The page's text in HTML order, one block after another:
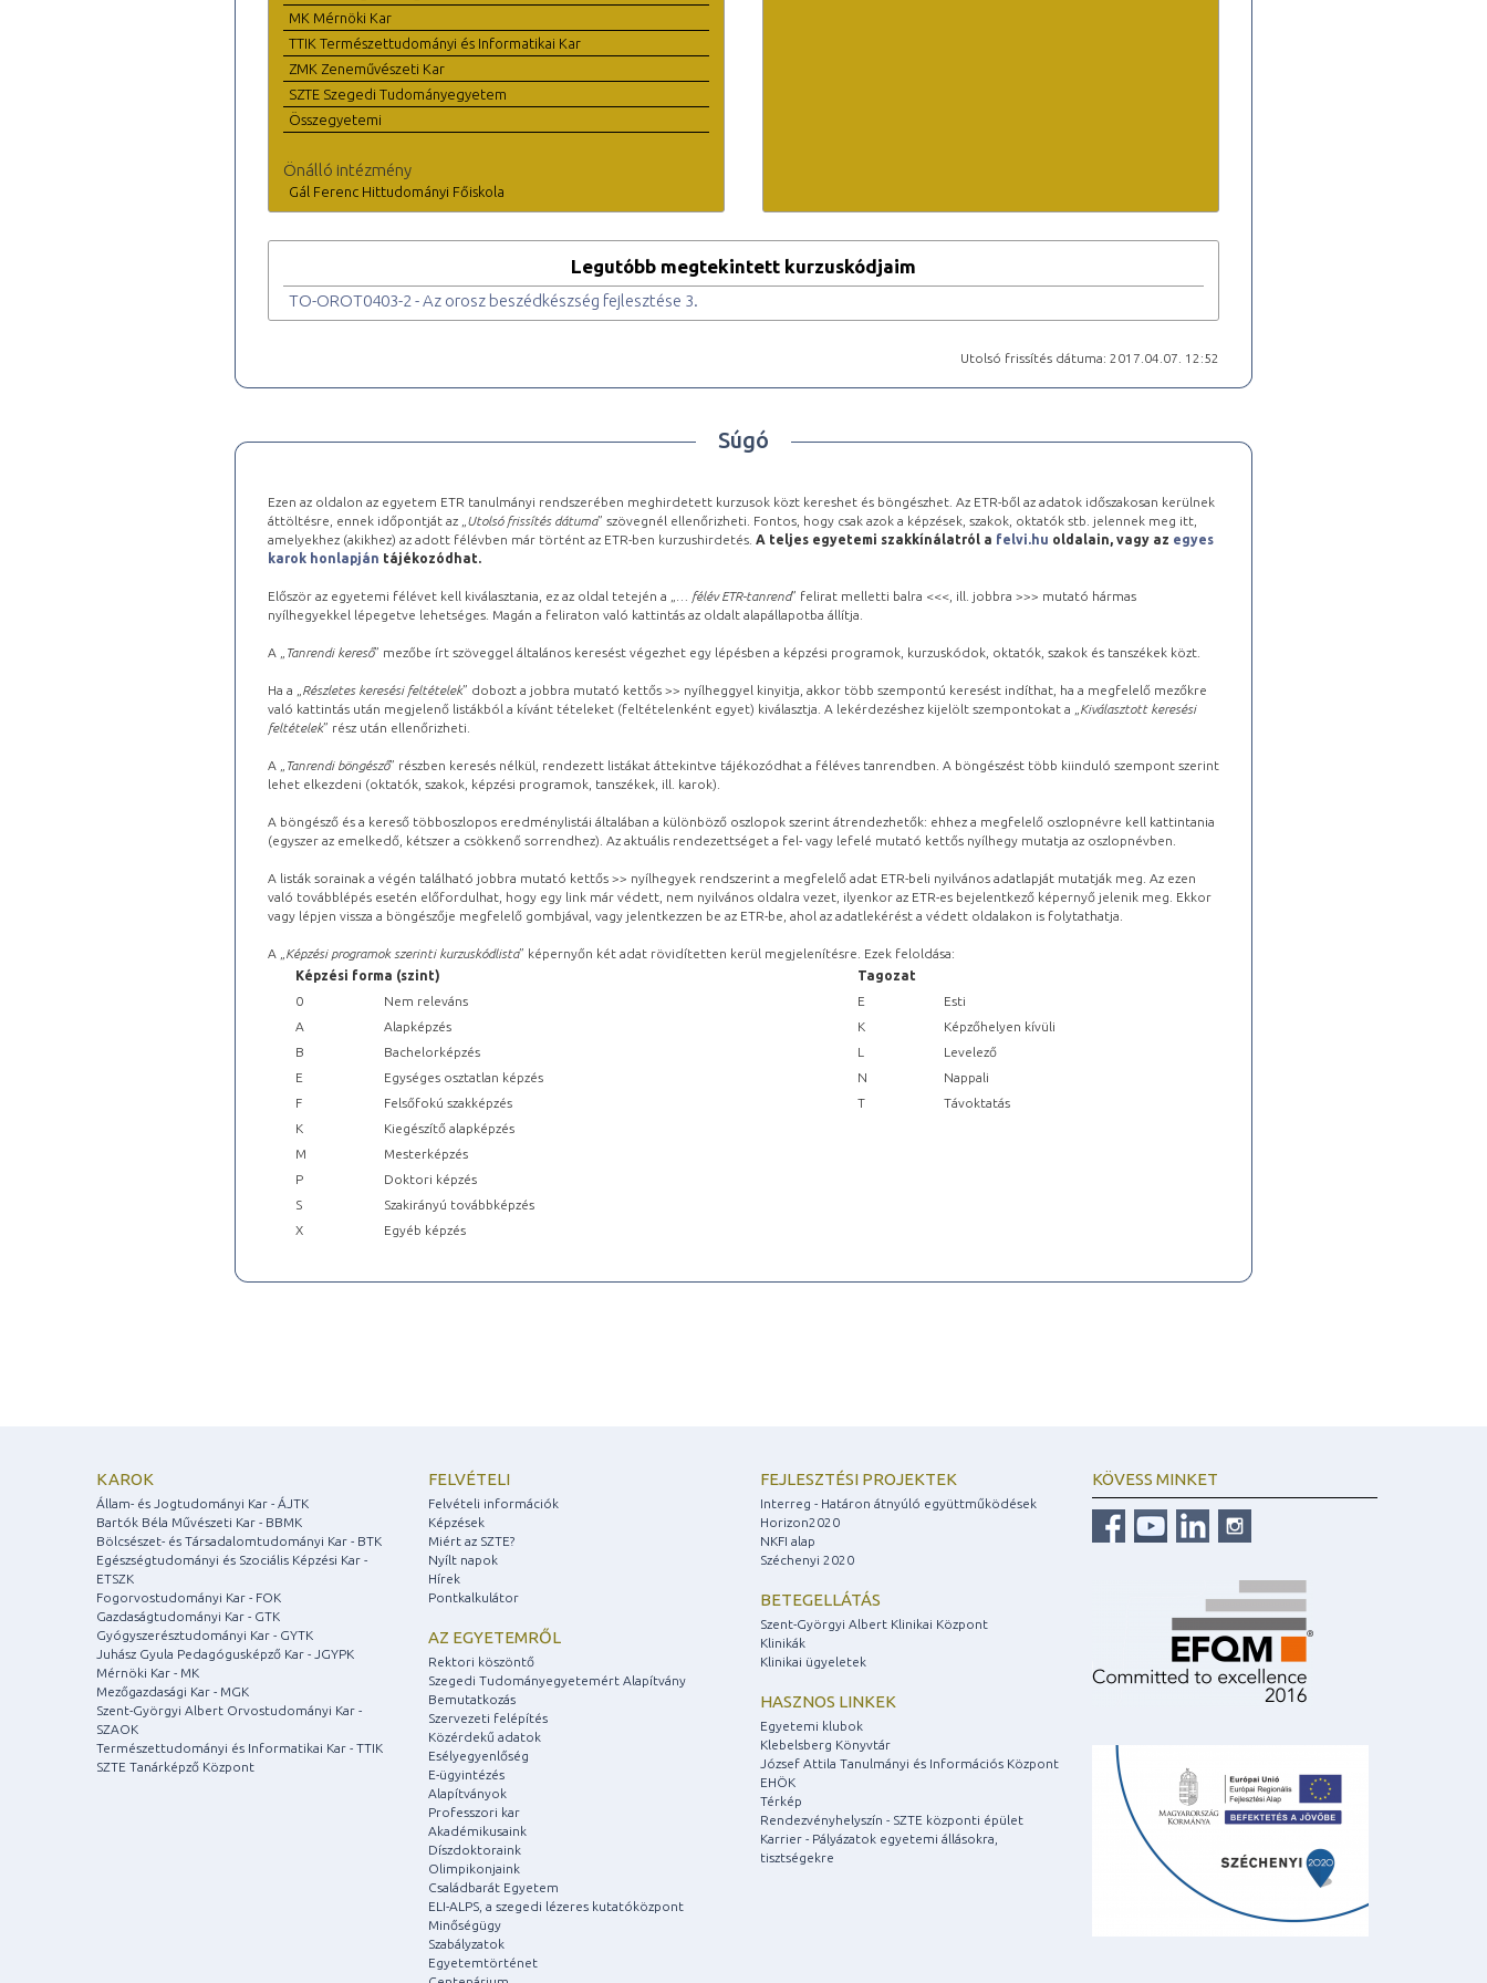
MK Mérnöki Kar
TTIK Természettudományi és Informatikai Kar
ZMK Zeneművészeti Kar
SZTE Szegedi Tudományegyetem
Összegyetemi
Önálló intézmény
Gál Ferenc Hittudományi Főiskola
Legutóbb megtekintett kurzuskódjaim
TO-OROT0403-2 - Az orosz beszédkészség fejlesztése 3.
Utolsó frissítés dátuma: 2017.04.07. 12:52
Súgó
Ezen az oldalon az egyetem ETR tanulmányi rendszerében meghirdetett kurzusok közt kereshet és böngészhet. Az ETR-ből az adatok időszakosan kerülnek
áttöltésre, ennek időpontját az „ Utolsó frissítés dátuma” szövegnél ellenőrizheti. Fontos, hogy csak azok a képzések, szakok, oktatók stb. jelennek meg itt,
amelyekhez (akikhez) az adott félévben már történt az ETR-ben kurzushirdetés. A teljes egyetemi szakkínálatról a felvi.hu oldalain, vagy az egyes
karok honlapján tájékozódhat.
Először az egyetemi félévet kell kiválasztania, ez az oldal tetején a „ … félév ETR-tanrend” felirat melletti balra <<<, ill. jobbra >>> mutató hármas
nyílhegyekkel lépegetve lehetséges. Magán a feliraton való kattintás az oldalt alapállapotba állítja.
A „ Tanrendi kereső” mezőbe írt szöveggel általános keresést végezhet egy lépésben a képzési programok, kurzuskódok, oktatók, szakok és tanszékek közt.
Ha a „ Részletes keresési feltételek” dobozt a jobbra mutató kettős >> nyílheggyel kinyitja, akkor több szempontú keresést indíthat, ha a megfelelő mezőkre
való kattintás után megjelenő listákból a kívánt tételeket (feltételenként egyet) kiválasztja. A lekérdezéshez kijelölt szempontokat a „ Kiválasztott keresési
feltételek” rész után ellenőrizheti.
A „ Tanrendi böngésző” részben keresés nélkül, rendezett listákat áttekintve tájékozódhat a féléves tanrendben. A böngészést több kiinduló szempont szerint
lehet elkezdeni (oktatók, szakok, képzési programok, tanszékek, ill. karok).
A böngésző és a kereső többoszlopos eredménylistái általában a különböző oszlopok szerint átrendezhetők: ehhez a megfelelő oszlopnévre kell kattintania
(egyszer az emelkedő, kétszer a csökkenő sorrendhez). Az aktuális rendezettséget a fel- vagy lefelé mutató kettős nyílhegy mutatja az oszlopnévben.
A listák sorainak a végén található jobbra mutató kettős >> nyílhegyek rendszerint a megfelelő adat ETR-beli nyilvános adatlapját mutatják meg. Az ezen
való továbblépés esetén előfordulhat, hogy egy link már védett, nem nyilvános oldalra vezet, ilyenkor az ETR-es bejelentkező képernyő jelenik meg. Ekkor
vagy lépjen vissza a böngészője megfelelő gombjával, vagy jelentkezzen be az ETR-be, ahol az adatlekérést a védett oldalakon is folytathatja.
A „ Képzési programok szerinti kurzuskódlista” képernyőn két adat rövidítetten kerül megjelenítésre. Ezek feloldása:
Képzési forma (szint)
Tagozat
0
Nem releváns E
Esti
A
Alapképzés K
Képzőhelyen kívüli
B
Bachelorképzés L
Levelező
E
Egységes osztatlan képzés N
Nappali
F
Felsőfokú szakképzés T
Távoktatás
K
Kiegészítő alapképzés
M
Mesterképzés
P
Doktori képzés
S
Szakirányú továbbképzés
X
Egyéb képzés
KAROK
Állam- és Jogtudományi Kar - ÁJTK
Bartók Béla Művészeti Kar - BBMK
Bölcsészet- és Társadalomtudományi Kar - BTK
Egészségtudományi és Szociális Képzési Kar -
ETSZK
Fogorvostudományi Kar - FOK
Gazdaságtudományi Kar - GTK
Gyógyszerésztudományi Kar - GYTK
Juhász Gyula Pedagógusképző Kar - JGYPK
Mérnöki Kar - MK
Mezőgazdasági Kar - MGK
Szent-Györgyi Albert Orvostudományi Kar -
SZAOK
Természettudományi és Informatikai Kar - TTIK
SZTE Tanárképző Központ
FELVÉTELI
Felvételi információk
Képzések
Miért az SZTE?
Nyílt napok
Hírek
Pontkalkulátor
AZ EGYETEMRŐL
Rektori köszöntő
Szegedi Tudományegyetemért Alapítvány
Bemutatkozás
Szervezeti felépítés
Közérdekű adatok
Esélyegyenlőség
E-ügyintézés
Alapítványok
Professzori kar
Akadémikusaink
Díszdoktoraink
Olimpikonjaink
Családbarát Egyetem
ELI-ALPS, a szegedi lézeres kutatóközpont
Minőségügy
Szabályzatok
Egyetemtörténet
FEJLESZTÉSI PROJEKTEK
Interreg - Határon átnyúló együttműködések
Horizon2020
NKFI alap
Széchenyi 2020
BETEGELLÁTÁS
Szent-Györgyi Albert Klinikai Központ
Klinikák
Klinikai ügyeletek
HASZNOS LINKEK
Egyetemi klubok
Klebelsberg Könyvtár
József Attila Tanulmányi és Információs Központ
EHÖK
Térkép
Rendezvényhelyszín - SZTE központi épület
Karrier - Pályázatok egyetemi állásokra,
tisztségekre
KÖVESS MINKET